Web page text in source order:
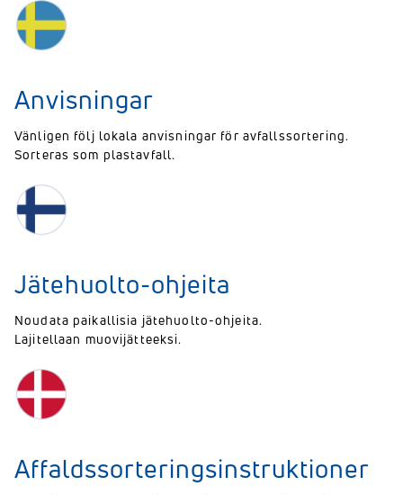
Anvisningar
Vänligen följ lokala anvisningar för avfallssortering.
Sorteras som plastavfall.
Jätehuolto-ohjeita
Noudata paikallisia jätehuolto-ohjeita.
Lajitellaan muovijätteeksi.
Affaldssorteringsinstruktioner